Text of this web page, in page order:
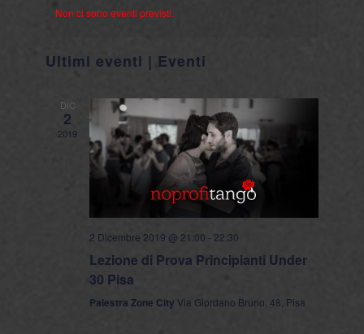
data.
Non ci sono eventi previsti.
Ultimi eventi | Eventi
DIC
2
2019
2 Dicembre 2019 @ 21:00 - 22:30
Lezione di Prova Principianti Under
30 Pisa
Palestra Zone City Via Giordano Bruno, 48, Pisa